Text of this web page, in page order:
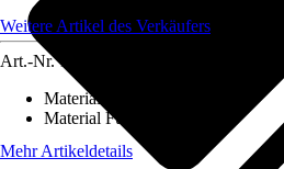
Weitere Artikel des Verkäufers
Art.-Nr. 12584134
Material Bezug
Material Füllung
Mehr Artikeldetails